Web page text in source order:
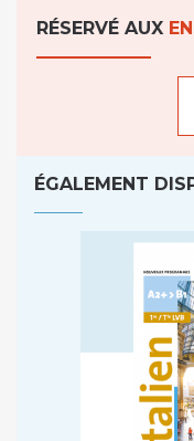
RÉSERVÉ AUX
ÉGALEMENT